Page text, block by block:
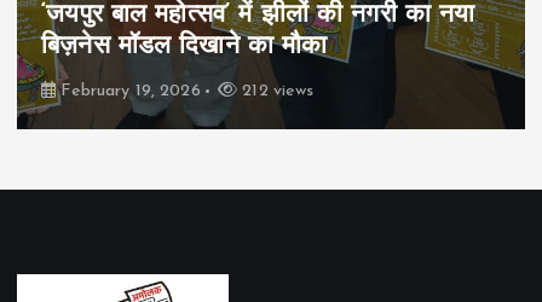
‘जयपुर बाल महोत्सव’ में झीलों की नगरी का नया
बिज़नेस मॉडल दिखाने का मौका
February 19, 2026 212 views